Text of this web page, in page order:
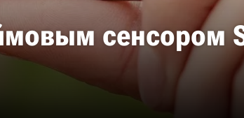
сенсором